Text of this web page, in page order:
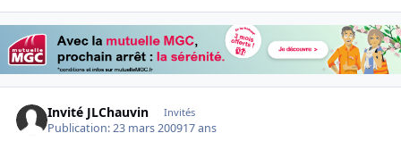
Invité JLChauvin Invités
Publication:23 mars 200917 ans